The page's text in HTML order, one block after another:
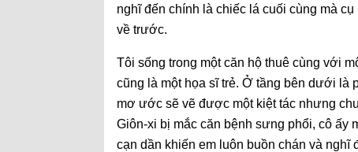
nghĩ đến chính là chiếc lá cuối cùng mà
về trước.
Tôi sống trong một căn hộ thuê cùng với
cũng là một họa sĩ trẻ. Ở tầng bên dưới là
mơ ước sẽ vẽ được một kiệt tác nhưng
Giôn-xi bị mắc căn bệnh sưng phổi, cô ấy
cạn dần khiến em luôn buồn chán và